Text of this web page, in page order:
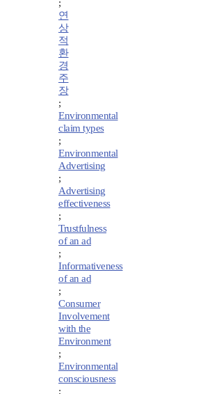
;
연
상
적
환
경
주
장
;
Environmental
claim types
;
Environmental
Advertising
;
Advertising
effectiveness
;
Trustfulness
of an ad
;
Informativeness
of an ad
;
Consumer
Involvement
with the
Environment
;
Environmental
consciousness
;